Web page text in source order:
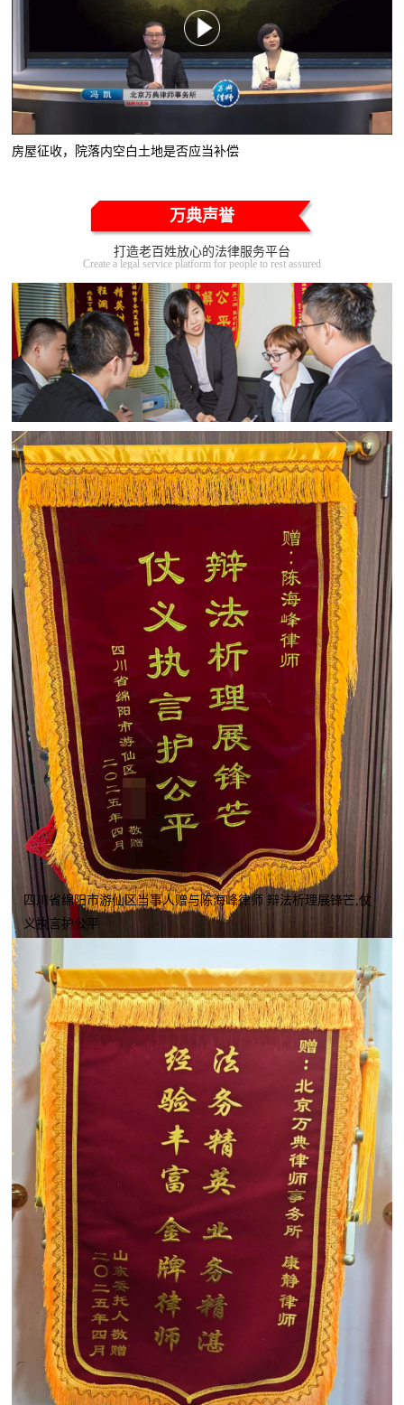
房屋征收，院落内空白土地是否应当补偿
万典声誉
打造老百姓放心的法律服务平台
Create a legal service platform for people to rest assured
四川省绵阳市游仙区当事人赠与陈海峰律师 辩法析理展锋芒,仗
义执言护公平